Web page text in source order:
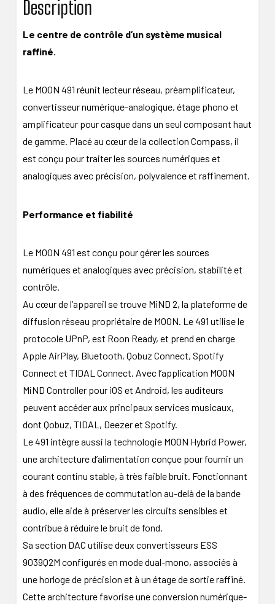
Description
Le centre de contrôle d’un système musical
raffiné.
Le MOON 491 réunit lecteur réseau, préamplificateur,
convertisseur numérique-analogique, étage phono et
amplificateur pour casque dans un seul composant haut
de gamme. Placé au cœur de la collection Compass, il
est conçu pour traiter les sources numériques et
analogiques avec précision, polyvalence et raffinement.
Performance et fiabilité
Le MOON 491 est conçu pour gérer les sources
numériques et analogiques avec précision, stabilité et
contrôle.
Au cœur de l’appareil se trouve MiND 2, la plateforme de
diffusion réseau propriétaire de MOON. Le 491 utilise le
protocole UPnP, est Roon Ready, et prend en charge
Apple AirPlay, Bluetooth, Qobuz Connect, Spotify
Connect et TIDAL Connect. Avec l’application MOON
MiND Controller pour iOS et Android, les auditeurs
peuvent accéder aux principaux services musicaux,
dont Qobuz, TIDAL, Deezer et Spotify.
Le 491 intègre aussi la technologie MOON Hybrid Power,
une architecture d’alimentation conçue pour fournir un
courant continu stable, à très faible bruit. Fonctionnant
à des fréquences de commutation au-delà de la bande
audio, elle aide à préserver les circuits sensibles et
contribue à réduire le bruit de fond.
Sa section DAC utilise deux convertisseurs ESS
9039Q2M configurés en mode dual-mono, associés à
une horloge de précision et à un étage de sortie raffiné.
Cette architecture favorise une conversion numérique-